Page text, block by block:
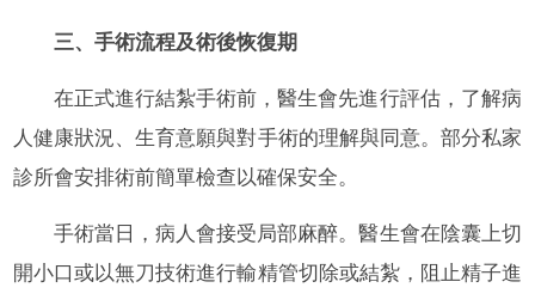
三、手術流程及術後恢復期
在正式進行結紮手術前，醫生會先進行評估，了解病
人健康狀況、生育意願與對手術的理解與同意。部分私家
診所會安排術前簡單檢查以確保安全。
手術當日，病人會接受局部麻醉。醫生會在陰囊上切
開小口或以無刀技術進行輸精管切除或結紮，阻止精子進